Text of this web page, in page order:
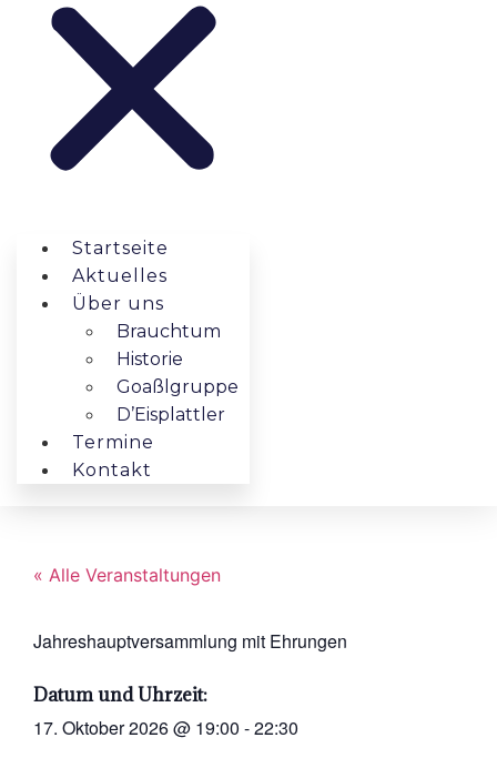
Startseite
Aktuelles
Über uns
Brauchtum
Historie
Goaßlgruppe
D’Eisplattler
Termine
Kontakt
« Alle Veranstaltungen
Jahreshauptversammlung mit Ehrungen
Datum und Uhrzeit:
17. Oktober 2026@ 19:00 -22:30